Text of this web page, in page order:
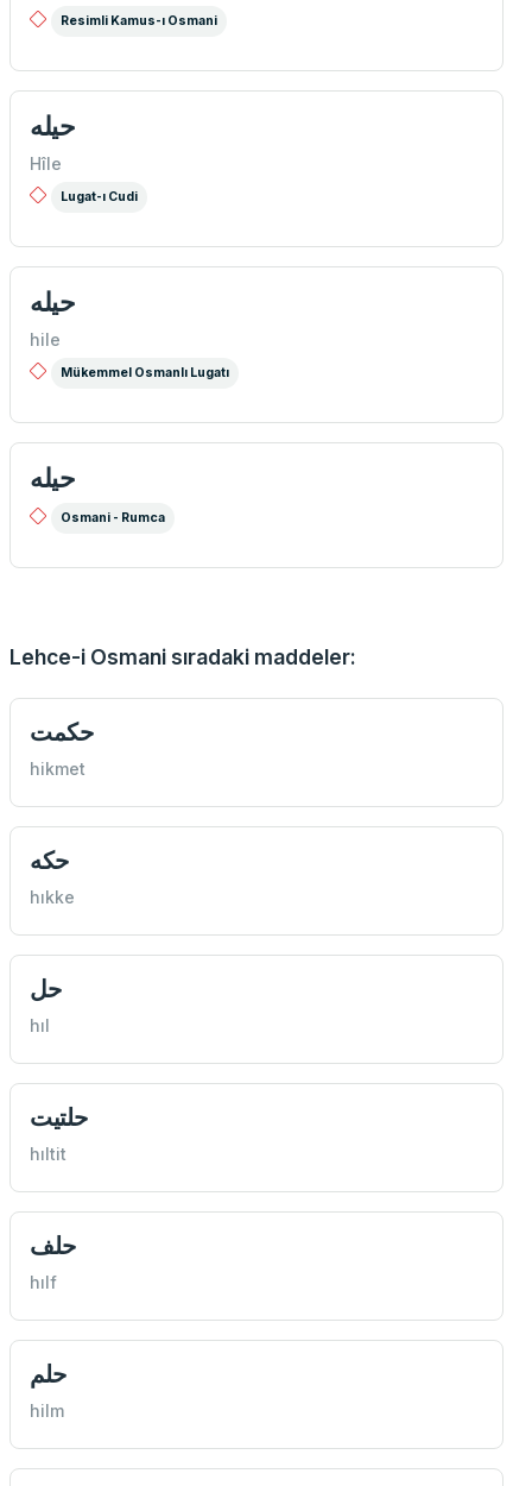
Resimli Kamus-ı Osmani
حیله
Hîle
Lugat-ı Cudi
حیله
hile
Mükemmel Osmanlı Lugatı
حيله
Osmani - Rumca
Lehce-i Osmani sıradaki maddeler:
حكمت
hikmet
حكه
hıkke
حل
hıl
حلتيت
hıltit
حلف
hılf
حلم
hilm